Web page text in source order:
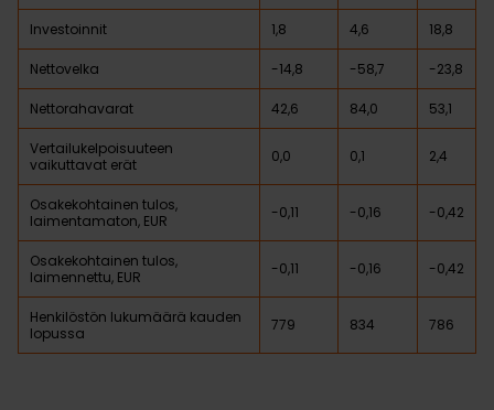
Investoinnit 1,8 4,6 18,8
Nettovelka -14,8 -58,7 -23,8
Nettorahavarat 42,6 84,0 53,1
Vertailukelpoisuuteen
vaikuttavat erät
0,0 0,1 2,4
Osakekohtainen tulos,
laimentamaton, EUR
-0,11 -0,16 -0,42
Osakekohtainen tulos,
laimennettu, EUR
-0,11 -0,16 -0,42
Henkilöstön lukumäärä kauden
lopussa
779 834 786